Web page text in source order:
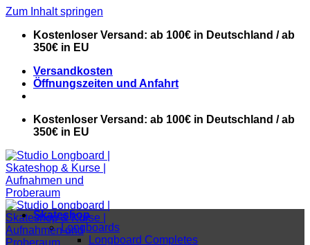
Zum Inhalt springen
Kostenloser Versand: ab 100€ in Deutschland / ab
350€ in EU
Versandkosten
Öffnungszeiten und Anfahrt
Kostenloser Versand: ab 100€ in Deutschland / ab
350€ in EU
Skateshop
Longboards
Longboard Completes